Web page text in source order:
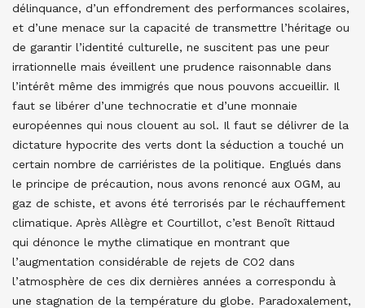
délinquance, d’un effondrement des performances scolaires,
et d’une menace sur la capacité de transmettre l’héritage ou
de garantir l’identité culturelle, ne suscitent pas une peur
irrationnelle mais éveillent une prudence raisonnable dans
l’intérêt même des immigrés que nous pouvons accueillir. Il
faut se libérer d’une technocratie et d’une monnaie
européennes qui nous clouent au sol. Il faut se délivrer de la
dictature hypocrite des verts dont la séduction a touché un
certain nombre de carriéristes de la politique. Englués dans
le principe de précaution, nous avons renoncé aux OGM, au
gaz de schiste, et avons été terrorisés par le réchauffement
climatique. Après Allègre et Courtillot, c’est Benoît Rittaud
qui dénonce le mythe climatique en montrant que
l’augmentation considérable de rejets de CO2 dans
l’atmosphère de ces dix dernières années a correspondu à
une stagnation de la température du globe. Paradoxalement,